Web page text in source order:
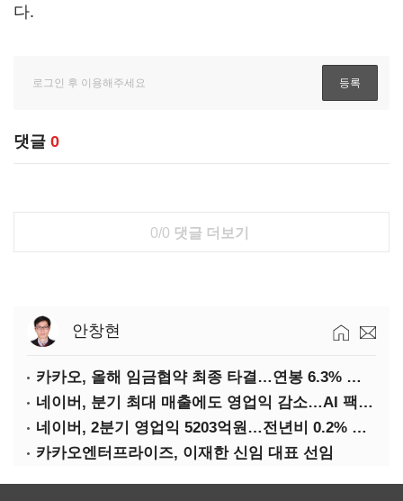
다.
댓글 0
0/0 댓글 더보기
안창현
카카오, 올해 임금협약 최종 타결…연봉 6.3% 인상·격려금 300만원
네이버, 분기 최대 매출에도 영업익 감소…AI 팩토리 속도
네이버, 2분기 영업익 5203억원…전년비 0.2% 감소
카카오엔터프라이즈, 이재한 신임 대표 선임